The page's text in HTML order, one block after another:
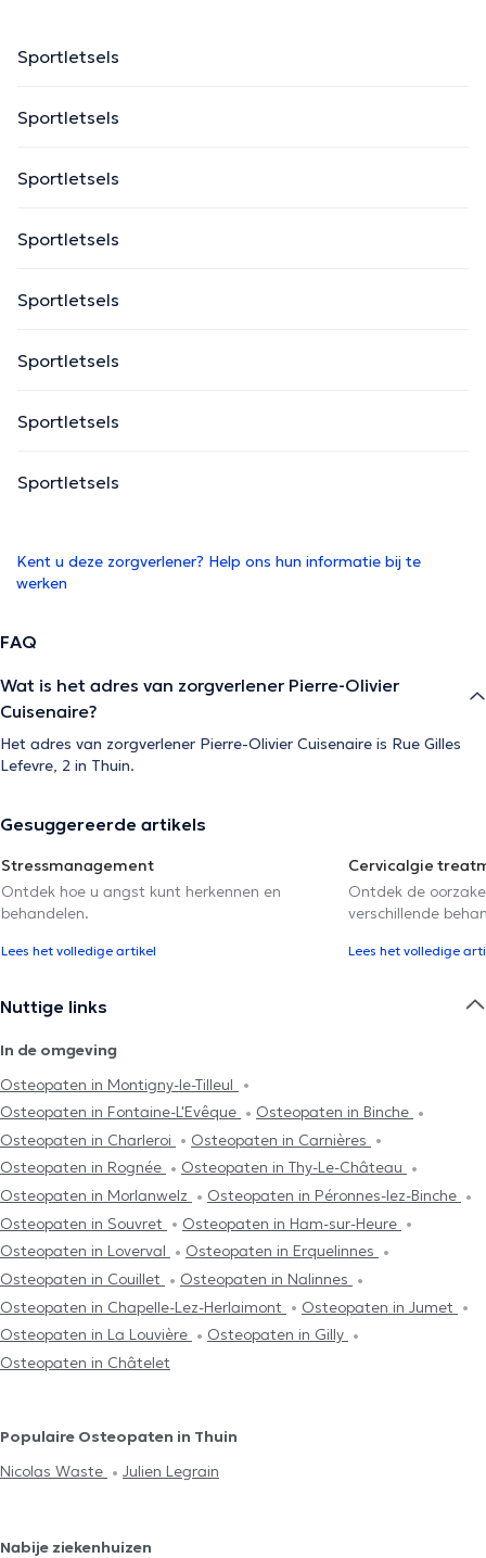
Sportletsels
Sportletsels
Sportletsels
Sportletsels
Sportletsels
Sportletsels
Sportletsels
Sportletsels
Kent u deze zorgverlener? Help ons hun informatie bij te
werken
FAQ
Wat is het adres van zorgverlener Pierre-Olivier
Cuisenaire?
Het adres van zorgverlener Pierre-Olivier Cuisenaire is Rue Gilles
Lefevre, 2 in Thuin.
Gesuggereerde artikels
Stressmanagement
Ontdek hoe u angst kunt herkennen en
behandelen.
Lees het volledige artikel
Cervicalgie
Ontdek de
verschillende
Lees het volledige
Nuttige links
In de omgeving
Osteopaten in Montigny-le-Tilleul
Osteopaten in Fontaine-L'Evêque
Osteopaten in Binche
Osteopaten in Charleroi
Osteopaten in Carnières
Osteopaten in Rognée
Osteopaten in Thy-Le-Château
Osteopaten in Morlanwelz
Osteopaten in Péronnes-lez-Binche
Osteopaten in Souvret
Osteopaten in Ham-sur-Heure
Osteopaten in Loverval
Osteopaten in Erquelinnes
Osteopaten in Couillet
Osteopaten in Nalinnes
Osteopaten in Chapelle-Lez-Herlaimont
Osteopaten in Jumet
Osteopaten in La Louvière
Osteopaten in Gilly
Osteopaten in Châtelet
Populaire Osteopaten in Thuin
Nicolas Waste
Julien Legrain
Nabije ziekenhuizen